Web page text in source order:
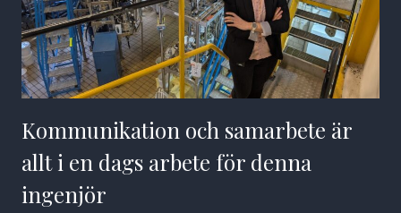
Kommunikation och samarbete är
allt i en dags arbete för denna
ingenjör